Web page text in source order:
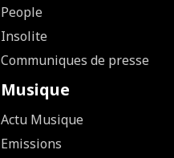
People
Insolite
Communiques de presse
Musique
Actu Musique
Emissions